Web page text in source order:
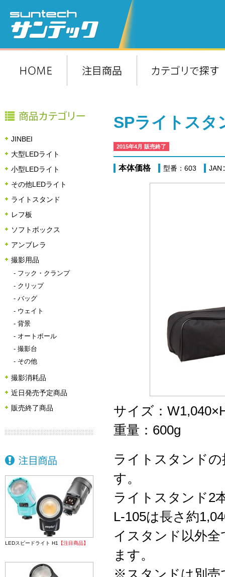
SPライトスタ
2015年4月 販売終了
本体価格 型番：603 JAN
サイズ：
重量：600g
ライトスタンド
す。
ライトスタンド2
L-105は長さ約
イスタンド以外
ます。
※スタンドは別売
JINBEI
大型LEDライト
小型LEDライト
その他LEDライト
ライトスタンド
レフ板
ソフトボックス
アンブレラ
撮影用品
- フック・クランプ
- クリップ
- バッグ
- ウェイト
- 背景
- オートポール
- 撮影台
- その他
撮影消耗品
近日発売予定商品
販売終了商品
LEDスピードライト H1 【注目商品】